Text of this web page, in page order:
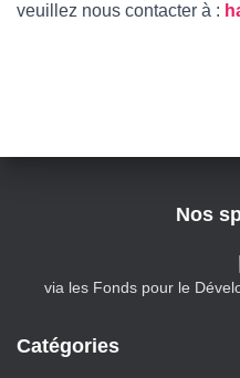
veuillez nous contacter à :
Nos
via les Fonds pour le
Catégories